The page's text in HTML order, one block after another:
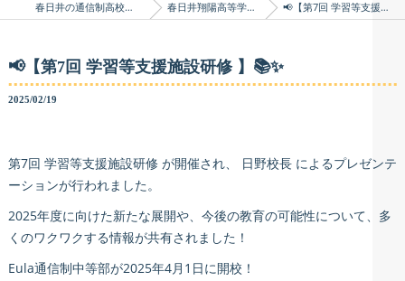
春日井の通信制高校はLIFEterrasse 春日井翔陽高等学院のブログ 📢【第7回 学習等支援施設研修 】📚✨
📢【第7回 学習等支援施設研修 】📚✨
2025/02/19
第7回 学習等支援施設研修 が開催され、 日野校長 によるプレゼンテ
ーションが行われました。
2025年度に向けた新たな展開や、今後の教育の可能性について、多
くのワクワクする情報が共有されました！
Eula通信制中等部が2025年4月1日に開校！